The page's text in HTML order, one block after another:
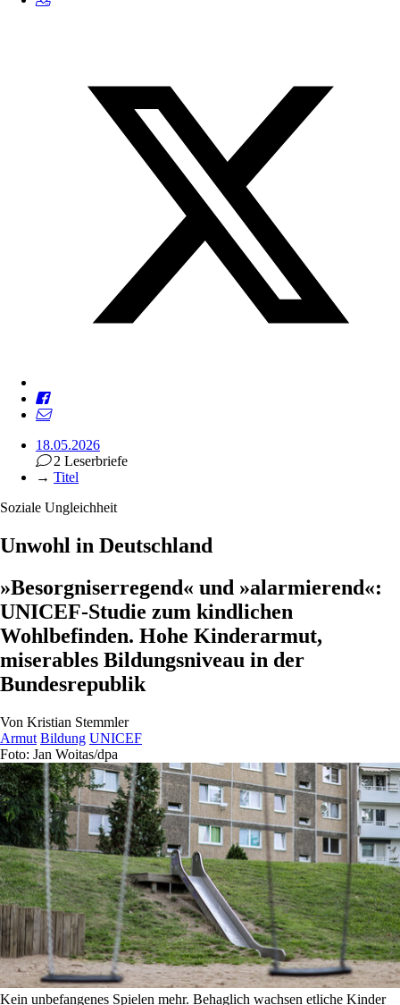
18.05.2026
2 Leserbriefe
→ Titel
Soziale Ungleichheit
Unwohl in Deutschland
»Besorgniserregend« und »alarmierend«:
UNICEF-Studie zum kindlichen
Wohlbefinden. Hohe Kinderarmut,
miserables Bildungsniveau in der
Bundesrepublik
Von Kristian Stemmler
Armut Bildung UNICEF
Foto: Jan Woitas/dpa
Kein unbefangenes Spielen mehr. Behaglich wachsen etliche Kinder